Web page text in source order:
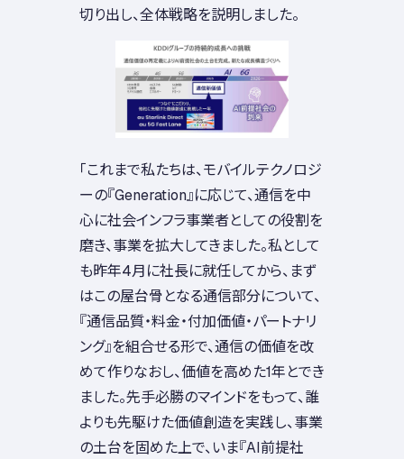
切り出し、全体戦略を説明しました。
「これまで私たちは、モバイルテクノロジ
ーの『Generation』に応じて、通信を中
心に社会インフラ事業者としての役割を
磨き、事業を拡大してきました。私として
も昨年4月に社長に就任してから、まず
はこの屋台骨となる通信部分について、
『通信品質・料金・付加価値・パートナリ
ング』を組合せる形で、通信の価値を改
めて作りなおし、価値を高めた1年とでき
ました。先手必勝のマインドをもって、誰
よりも先駆けた価値創造を実践し、事業
の土台を固めた上で、いま『AI前提社